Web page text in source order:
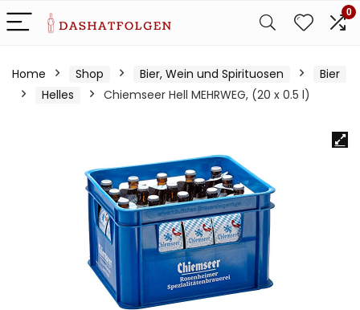
0
Home Shop Bier, Wein und Spirituosen
Bier
Helles
Chiemseer Hell MEHRWEG, (20 x 0.5 l)